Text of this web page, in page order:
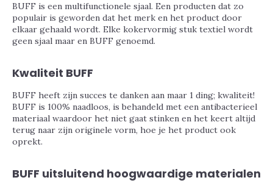
BUFF is een multifunctionele sjaal. Een producten dat zo
populair is geworden dat het merk en het product door
elkaar gehaald wordt. Elke kokervormig stuk textiel wordt
geen sjaal maar en BUFF genoemd.
Kwaliteit BUFF
BUFF heeft zijn succes te danken aan maar 1 ding; kwaliteit!
BUFF is 100% naadloos, is behandeld met een antibacterieel
materiaal waardoor het niet gaat stinken en het keert altijd
terug naar zijn originele vorm, hoe je het product ook
oprekt.
BUFF uitsluitend hoogwaardige materialen